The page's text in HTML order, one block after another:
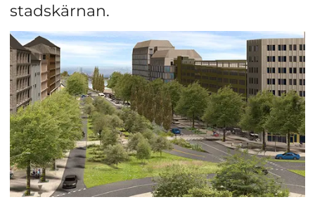
stadskärnan.